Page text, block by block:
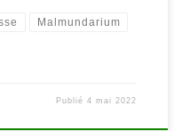
Malmundarium
Publié4 mai 2022